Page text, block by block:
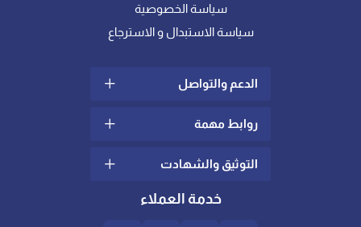
سياسة الخصوصية
سياسة الاستبدال و الاسترجاع
الدعم والتواصل
سياسة الشحن والتوصيل
الدعم الفني
روابط مهمة
ما هو اللباد؟
كيف أختار خامة المفرش
المناسبة لي ؟
التوثيق والشهادت
شهادات عالمية في الجودة
خدمة العملاء